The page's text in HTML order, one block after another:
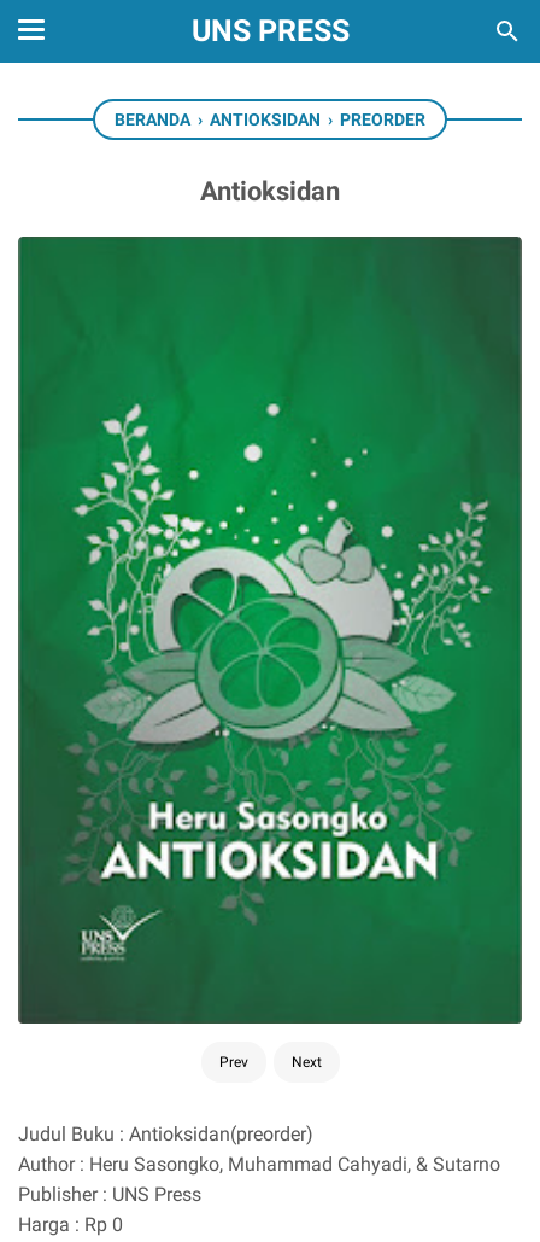
UNS PRESS
BERANDA › ANTIOKSIDAN › PREORDER
Antioksidan
Prev Next
Judul Buku : Antioksidan(preorder)
Author : Heru Sasongko, Muhammad Cahyadi, & Sutarno
Publisher : UNS Press
Harga : Rp 0